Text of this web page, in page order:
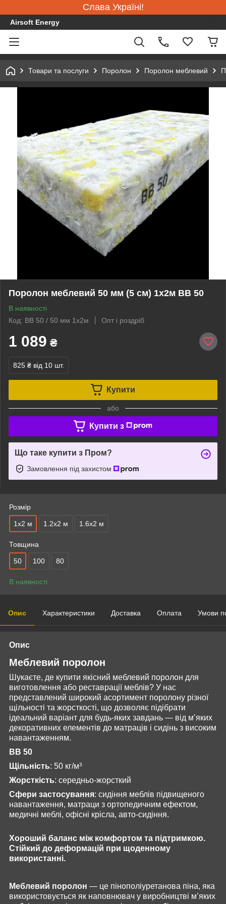
Слава Україні!
Airsoft Energy
Товари та послуги Поролон Поролон меблевий
Поролон меблевий 50 мм (5 см) 1х2м BB 50
В наявності
Код: BB 50 / 50 мм 1х2м
Опт і роздріб
1 089 ₴
825 ₴ від 10 шт.
Купити
або
Купити з
Що таке купити з Пром?
Замовлення під захистом
Розмір
1х2 м 1.2х2 м 1.6х2 м
Товщина
50 100 80
В наявності
Опис Характеристики Доставка Оплата Умови
Опис
Меблевий поролон
Шукаєте, де купити якісний меблевий поролон для
виготовлення або реставрації меблів? У нас
представлений широкий асортимент поролону різної
щільності та жорсткості, що дозволяє підібрати
ідеальний варіант для будь-яких завдань — від м’яких
декоративних елементів до матраців і сидінь з високим
навантаженням.
BB 50
Щільність: 50 кг/м³
Жорсткість: середньо-жорсткий
Сфери застосування: сидіння меблів підвищеного
навантаження, матраци з ортопедичним ефектом,
медичні меблі, офісні крісла, авто-сидіння.
Хороший баланс між комфортом та підтримкою.
Стійкий до деформацій при щоденному
використанні.
Меблевий поролон — це пінополіуретанова піна, яка
використовується як наповнювач у виробництві м’яких